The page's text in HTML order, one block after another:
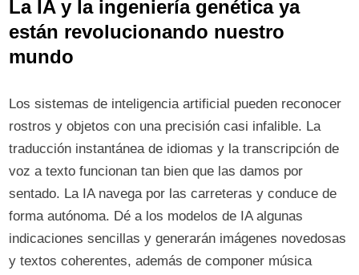
La IA y la ingeniería genética ya
están revolucionando nuestro
mundo
Los sistemas de inteligencia artificial pueden reconocer
rostros y objetos con una precisión casi infalible. La
traducción instantánea de idiomas y la transcripción de
voz a texto funcionan tan bien que las damos por
sentado. La IA navega por las carreteras y conduce de
forma autónoma. Dé a los modelos de IA algunas
indicaciones sencillas y generarán imágenes novedosas
y textos coherentes, además de componer música